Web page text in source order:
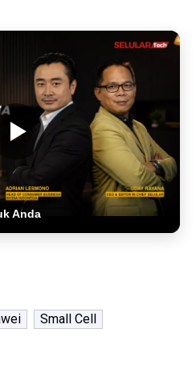
Anda
Small Cell